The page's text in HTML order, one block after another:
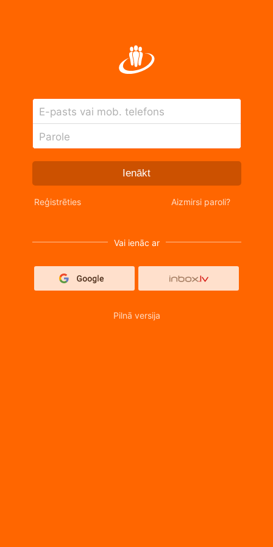
E-pasts vai mob. telefons
Parole
Ienākt
Reģistrēties Aizmirsi paroli?
Vai ienāc ar
Pilnā versija